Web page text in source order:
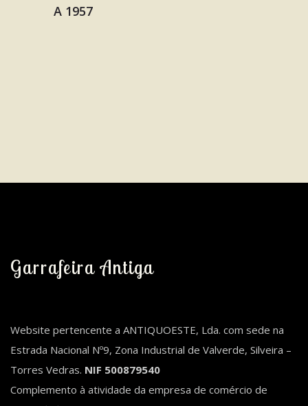
Garrafeira Antiga
Website pertencente a ANTIQUOESTE, Lda. com sede na
Estrada Nacional Nº9, Zona Industrial de Valverde, Silveira –
Torres Vedras. NIF 500879540
Complemento à atividade da empresa de comércio de